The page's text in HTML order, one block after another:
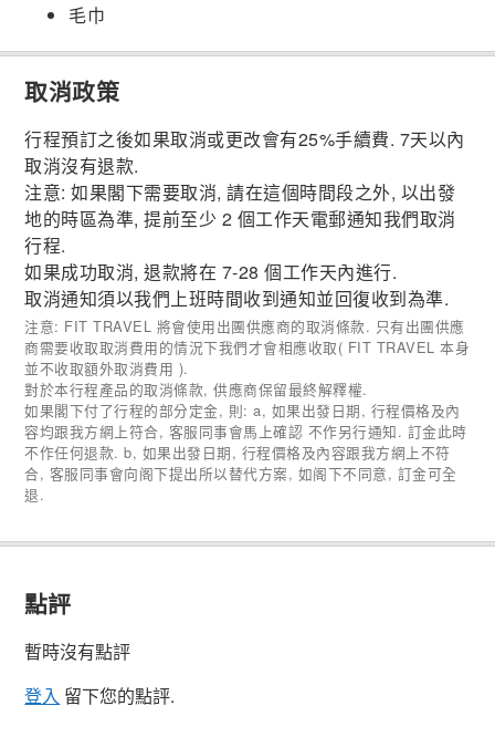
毛巾
取消政策
行程預訂之後如果取消或更改會有25%手續費. 7天以內
取消沒有退款.
注意: 如果閣下需要取消, 請在這個時間段之外, 以出發
地的時區為準, 提前至少 2 個工作天電郵通知我們取消
行程.
如果成功取消, 退款將在 7-28 個工作天內進行.
取消通知須以我們上班時間收到通知並回復收到為準.
注意: FIT TRAVEL 將會使用出團供應商的取消條款. 只有出團供應
商需要收取取消費用的情況下我們才會相應收取( FIT TRAVEL 本身
並不收取額外取消費用 ).
對於本行程產品的取消條款, 供應商保留最終解釋權.
如果閣下付了行程的部分定金, 則: a, 如果出發日期, 行程價格及內
容均跟我方網上符合, 客服同事會馬上確認 不作另行通知. 訂金此時
不作任何退款. b, 如果出發日期, 行程價格及內容跟我方網上不符
合, 客服同事會向阁下提出所以替代方案, 如阁下不同意, 訂金可全
退.
點評
暫時沒有點評
登入 留下您的點評.